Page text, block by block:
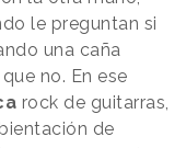
le preguntan si
una caña
no. En ese
rock de guitarras,
de